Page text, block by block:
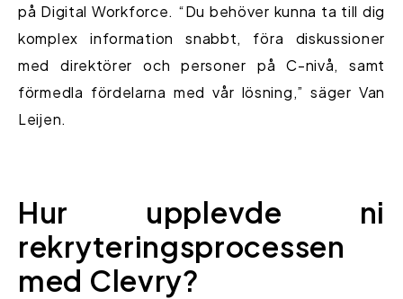
på Digital Workforce. “Du behöver kunna ta till dig
komplex information snabbt, föra diskussioner
med direktörer och personer på C-nivå, samt
förmedla fördelarna med vår lösning,” säger Van
Leijen.
Hur upplevde ni
rekryteringsprocessen
med Clevry?